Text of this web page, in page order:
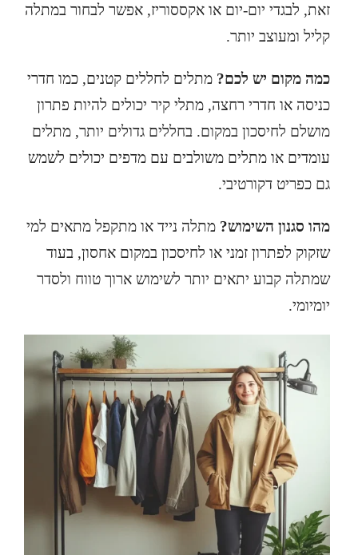
זאת, לבגדי יום-יום או אקססוריז, אפשר לבחור במתלה
קליל ומעוצב יותר.
כמה מקום יש לכם? מתלים לחללים קטנים, כמו חדרי
כניסה או חדרי רחצה, מתלי קיר יכולים להיות פתרון
מושלם לחיסכון במקום. בחללים גדולים יותר, מתלים
עומדים או מתלים משולבים עם מדפים יכולים לשמש
גם כפריט דקורטיבי.
מהו סגנון השימוש? מתלה נייד או מתקפל מתאים למי
שזקוק לפתרון זמני או לחיסכון במקום אחסון, בעוד
שמתלה קבוע יתאים יותר לשימוש ארוך טווח ולסדר
יומיומי.